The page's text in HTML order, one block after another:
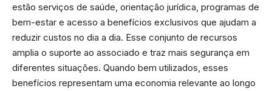
estão serviços de saúde, orientação jurídica, programas de
bem-estar e acesso a benefícios exclusivos que ajudam a
reduzir custos no dia a dia. Esse conjunto de recursos
amplia o suporte ao associado e traz mais segurança em
diferentes situações. Quando bem utilizados, esses
benefícios representam uma economia relevante ao longo